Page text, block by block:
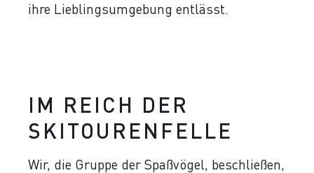
ihre Lieblingsumgebung entlässt.
IM REICH DER
SKITOURENFELLE
Wir, die Gruppe der Spaßvögel, beschließen,